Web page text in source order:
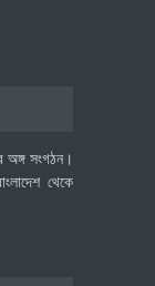
সংগঠন।
থেকে